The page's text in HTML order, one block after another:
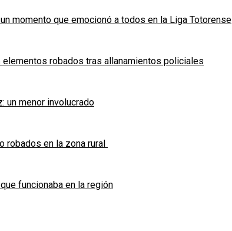
momento que emocionó a todos en la Liga Totorense
robados tras allanamientos policiales
un menor involucrado
robados en la zona rural
funcionaba en la región